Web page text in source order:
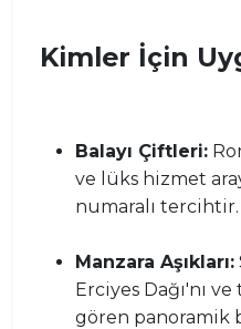
Kimler İçin
Balayı Çiftleri:
ve lüks hizmet
numaralı tercihtir.
Manzara Aşıkları:
Erciyes Dağı'nı
gören panoramik